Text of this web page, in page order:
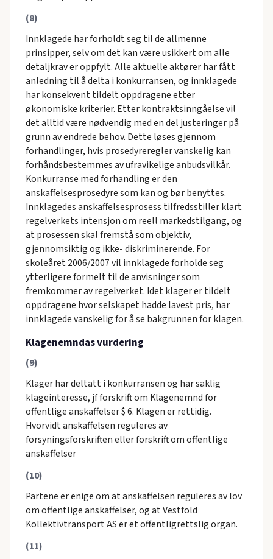
(8)
Innklagede har forholdt seg til de allmenne
prinsipper, selv om det kan være usikkert om alle
detaljkrav er oppfylt. Alle aktuelle aktører har fått
anledning til å delta i konkurransen, og innklagede
har konsekvent tildelt oppdragene etter
økonomiske kriterier. Etter kontraktsinngåelse vil
det alltid være nødvendig med en del justeringer på
grunn av endrede behov. Dette løses gjennom
forhandlinger, hvis prosedyreregler vanskelig kan
forhåndsbestemmes av ufravikelige anbudsvilkår.
Konkurranse med forhandling er den
anskaffelsesprosedyre som kan og bør benyttes.
Innklagedes anskaffelsesprosess tilfredsstiller klart
regelverkets intensjon om reell markedstilgang, og
at prosessen skal fremstå som objektiv,
gjennomsiktig og ikke- diskriminerende. For
skoleåret 2006/2007 vil innklagede forholde seg
ytterligere formelt til de anvisninger som
fremkommer av regelverket. Idet klager er tildelt
oppdragene hvor selskapet hadde lavest pris, har
innklagede vanskelig for å se bakgrunnen for klagen.
Klagenemndas vurdering
(9)
Klager har deltatt i konkurransen og har saklig
klageinteresse, jf forskrift om Klagenemnd for
offentlige anskaffelser $ 6. Klagen er rettidig.
Hvorvidt anskaffelsen reguleres av
forsyningsforskriften eller forskrift om offentlige
anskaffelser
(10)
Partene er enige om at anskaffelsen reguleres av lov
om offentlige anskaffelser, og at Vestfold
Kollektivtransport AS er et offentligrettslig organ.
(11)